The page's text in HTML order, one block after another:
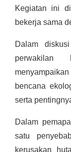
Kegiatan ini
bekerja sama
Dalam
perwakilan
bencana
serta
Dalam
satu
kerusakan